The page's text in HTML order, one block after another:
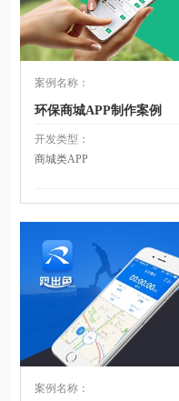
案例名称：
环保商城APP制作案例
开发类型：
商城类APP
案例名称：